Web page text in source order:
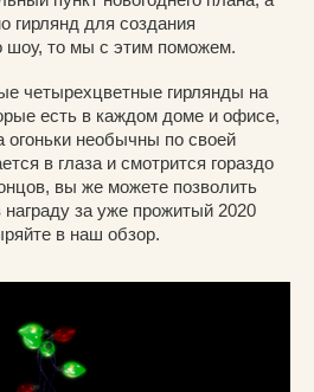
гирлянд для создания
шоу, то мы с этим поможем.
четырехцветные гирлянды на
есть в каждом доме и офисе,
огоньки необычны по своей
в глаза и смотрится гораздо
вы же можете позволить
за уже прожитый 2020
в наш обзор.